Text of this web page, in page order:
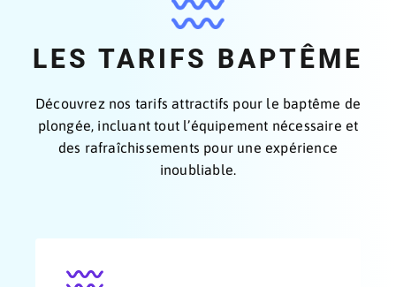
LES TARIFS BAPTÊME
Découvrez nos tarifs attractifs pour le baptême de
plongée, incluant tout l’équipement nécessaire et
des rafraîchissements pour une expérience
inoubliable.